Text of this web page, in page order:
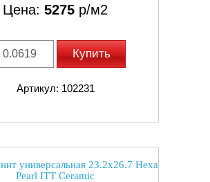
Цена: 5275 р/м2
Купить
Артикул: 102231
универсальная 23.2x26.7 Hexa
Pearl ITT Ceramic